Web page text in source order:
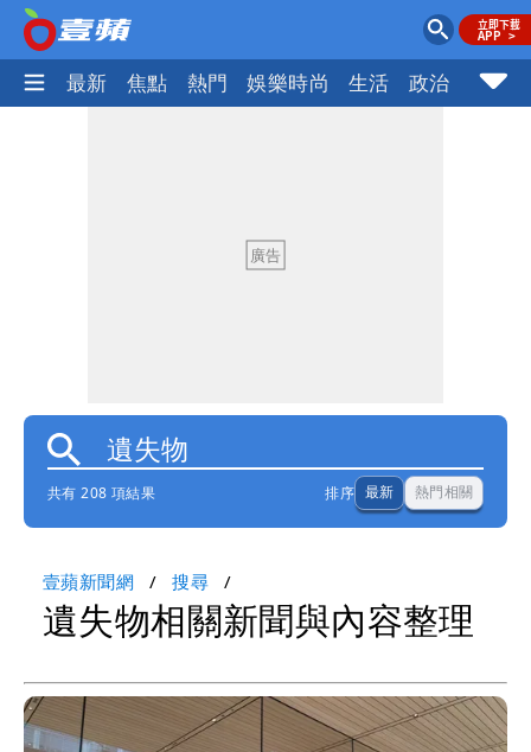
最新 焦點 熱門 娛樂時尚 生活 政治 社會
共有 208 項結果 排序 最新 熱門相關
壹蘋新聞網 搜尋
遺失物相關新聞與內容整理